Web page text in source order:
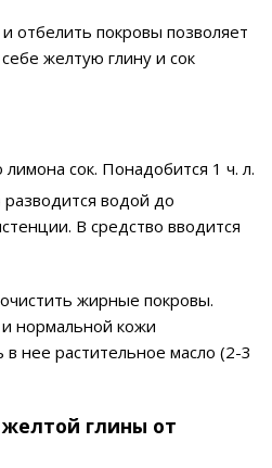
отбелить покровы позволяет
желтую глину и сок
сок. Понадобится 1 ч. л.
разводится водой до
В средство вводится
жирные покровы.
нормальной кожи
нее растительное масло (2-3
глины от